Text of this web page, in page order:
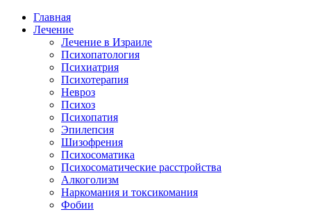
Главная
Лечение
Лечение в Израиле
Психопатология
Психиатрия
Психотерапия
Невроз
Психоз
Психопатия
Эпилепсия
Шизофрения
Психосоматика
Психосоматические расстройства
Алкоголизм
Наркомания и токсикомания
Фобии